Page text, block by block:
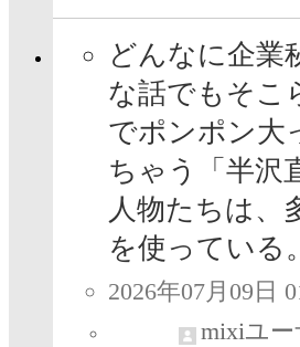
どんなに企業
な話でもそこ
でポンポン大
ちゃう「半沢
人物たちは、
を使っている。
2026年07月09日
mixiユー